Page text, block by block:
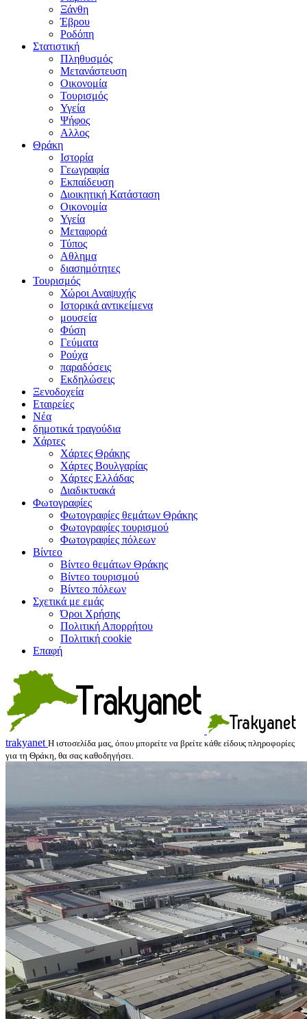
Ξάνθη
Έβρου
Ροδόπη
Στατιστική
Πληθυσμός
Μετανάστευση
Οικονομία
Τουρισμός
Υγεία
Ψήφος
Αλλος
Θράκη
Ιστορία
Γεωγραφία
Εκπαίδευση
Διοικητική Κατάσταση
Οικονομία
Υγεία
Μεταφορά
Τύπος
Αθλημα
διασημότητες
Τουρισμός
Χώροι Αναψυχής
Ιστορικά αντικείμενα
μουσεία
Φύση
Γεύματα
Ρούχα
παραδόσεις
Εκδηλώσεις
Ξενοδοχεία
Εταιρείες
Νέα
δημοτικά τραγούδια
Χάρτες
Χάρτες Θράκης
Χάρτες Βουλγαρίας
Χάρτες Ελλάδας
Διαδικτυακά
Φωτογραφίες
Φωτογραφίες θεμάτων Θράκης
Φωτογραφίες τουρισμού
Φωτογραφίες πόλεων
Βίντεο
Βίντεο θεμάτων Θράκης
Βίντεο τουρισμού
Βίντεο πόλεων
Σχετικά με εμάς
Όροι Χρήσης
Πολιτική Απορρήτου
Πολιτική cookie
Επαφή
trakyanet Η ιστοσελίδα μας, όπου μπορείτε να βρείτε κάθε είδους πληροφορίες
για τη Θράκη, θα σας καθοδηγήσει.